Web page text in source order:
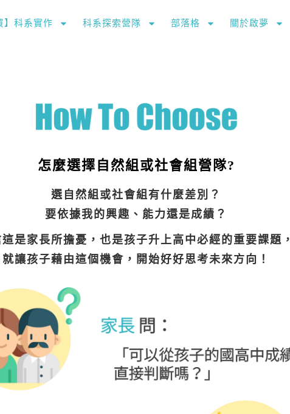
】科系實作 科系探索營隊 部落格 關於啟夢
怎麼選擇自然組或社會組營隊?
選自然組或社會組有什麼差別？
要依據我的興趣、能力還是成績？
是家長所擔憂，也是孩子升上高中必經的重要課題，
就讓孩子藉由這個機會，開始好好思考未來方向！